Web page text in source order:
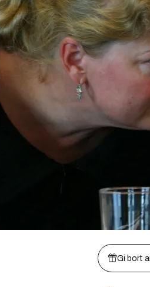
Gi bort